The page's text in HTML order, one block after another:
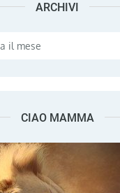
ARCHIVI Archivi
CIAO MAMMA